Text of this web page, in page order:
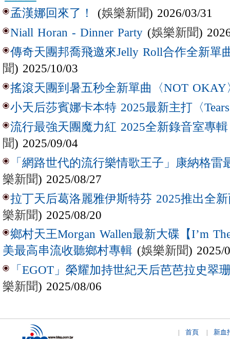
孟漢娜回來了！ (娛樂新聞) 2026/03/31
Niall Horan - Dinner Party (娛樂新聞)
傳奇天團邦喬飛邀來Jelly Roll合作全新單
聞) 2025/10/03
搖滾天團到暑五秒全新單曲〈NOT OKAY
小天后莎賓娜卡本特 2025最新主打〈
流行最強天團魔力紅 2025全新錄音室專
聞) 2025/09/04
「網路世代的流行樂情歌王子」康納格雷
樂新聞) 2025/08/27
拉丁天后葛洛麗雅伊斯特芬 2025推出全新
樂新聞) 2025/08/20
鄉村天王Morgan Wallen最新大碟【I’m
美最高串流收聽鄉村專輯 (娛樂新聞) 2025/
「EGOT」榮耀加持世紀天后芭芭拉史翠
樂新聞) 2025/08/06
| 首頁| 新血